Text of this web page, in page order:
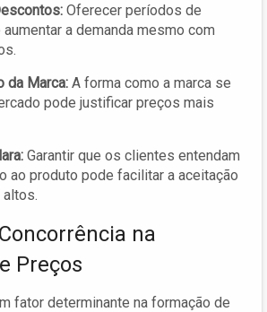
Oferecer períodos de
a demanda mesmo com
da Marca: A forma como a marca se
pode justificar preços mais
Garantir que os clientes entendam
ao produto pode facilitar a aceitação
na
Preços
fator determinante na formação de